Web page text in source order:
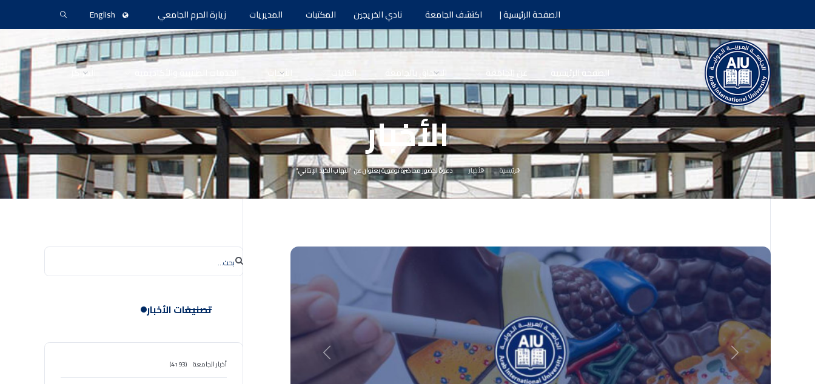
الصفحة الرئيسية | اكتشف الجامعة نادي الخريجين المكتبات المديريات زيارة الحرم الجامعي English
الصفحة الرئيسية الالتحاق بالجامعة الأبحاث المراكز
الأخبار
الرئيسية الأخبار دعوة لحضور محاضرة توعوية بعنوان عن "التهاب الكبد الإنتاني"
Previous
Next
تصنيفات الأخبار
أخبار الجامعة (4193)